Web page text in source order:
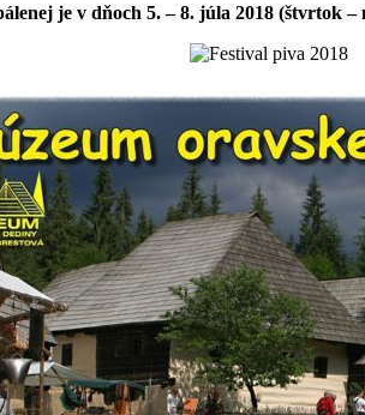
je v dňoch 5. – 8. júla 2018 (štvrtok